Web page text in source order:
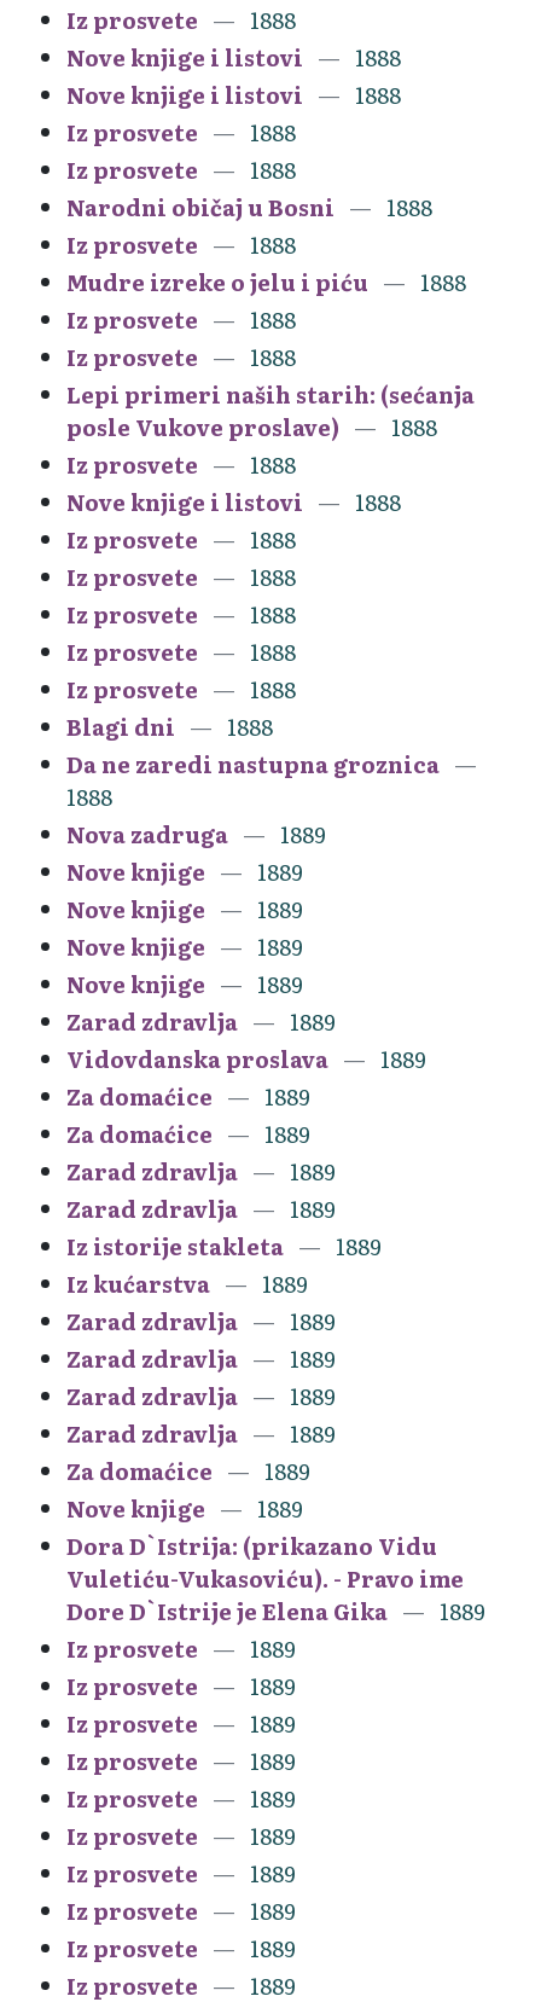
Iz prosvete
1888
Nove knjige i listovi
1888
Nove knjige i listovi
1888
Iz prosvete
1888
Iz prosvete
1888
Narodni običaj u Bosni
1888
Iz prosvete
1888
Mudre izreke o jelu i piću
1888
Iz prosvete
1888
Iz prosvete
1888
Lepi primeri naših starih: (sećanja
posle Vukove proslave)
1888
Iz prosvete
1888
Nove knjige i listovi
1888
Iz prosvete
1888
Iz prosvete
1888
Iz prosvete
1888
Iz prosvete
1888
Iz prosvete
1888
Blagi dni
1888
Da ne zaredi nastupna groznica
1888
Nova zadruga
1889
Nove knjige
1889
Nove knjige
1889
Nove knjige
1889
Nove knjige
1889
Zarad zdravlja
1889
Vidovdanska proslava
1889
Za domaćice
1889
Za domaćice
1889
Zarad zdravlja
1889
Zarad zdravlja
1889
Iz istorije stakleta
1889
Iz kućarstva
1889
Zarad zdravlja
1889
Zarad zdravlja
1889
Zarad zdravlja
1889
Zarad zdravlja
1889
Za domaćice
1889
Nove knjige
1889
Dora D`Istrija: (prikazano Vidu
Vuletiću-Vukasoviću). - Pravo ime
Dore D`Istrije je Elena Gika
1889
Iz prosvete
1889
Iz prosvete
1889
Iz prosvete
1889
Iz prosvete
1889
Iz prosvete
1889
Iz prosvete
1889
Iz prosvete
1889
Iz prosvete
1889
Iz prosvete
1889
Iz prosvete
1889